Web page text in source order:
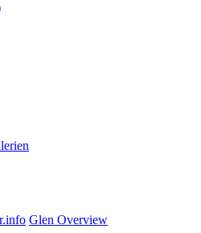
Glen Overview